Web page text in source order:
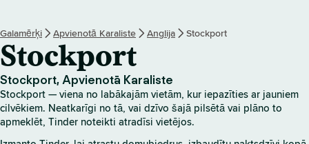
r
s
ā
k
u
m
l
Galamērķi Apvienotā Karaliste Anglija Stockport
Stockport
Stockport, Apvienotā Karaliste
Stockport — viena no labākajām vietām, kur iepazīties ar jauniem
cilvēkiem. Neatkarīgi no tā, vai dzīvo šajā pilsētā vai plāno to
apmeklēt, Tinder noteikti atradīsi vietējos.